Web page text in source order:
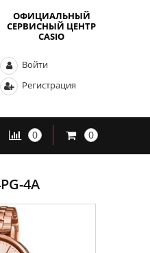
ОФИЦИАЛЬНЫЙ
СЕРВИСНЫЙ ЦЕНТР
CASIO
Войти
Регистрация
0 0
4A